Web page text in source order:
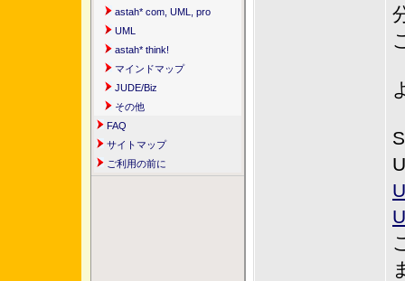
astah* com, UML, pro
UML
astah* think!
マインドマップ
JUDE/Biz
その他
FAQ
サイトマップ
ご利用の前に